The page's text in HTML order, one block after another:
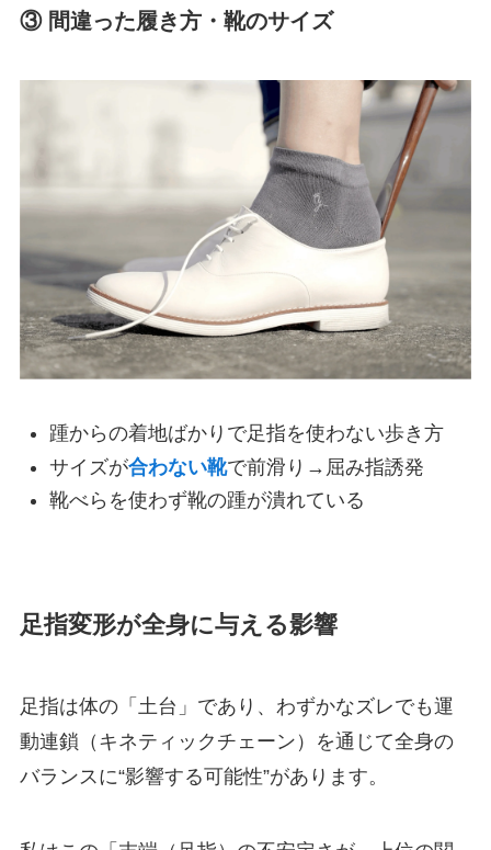
③ 間違った履き方・靴のサイズ
踵からの着地ばかりで足指を使わない歩き方
サイズが合わない靴で前滑り→屈み指誘発
靴べらを使わず靴の踵が潰れている
足指変形が全身に与える影響
足指は体の「土台」であり、わずかなズレでも運
動連鎖（キネティックチェーン）を通じて全身の
バランスに“影響する可能性”があります。